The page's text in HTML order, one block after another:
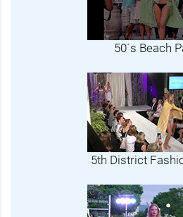
50´s Beach
5th District